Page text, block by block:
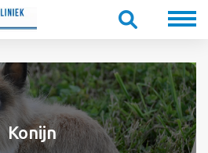
Konijn